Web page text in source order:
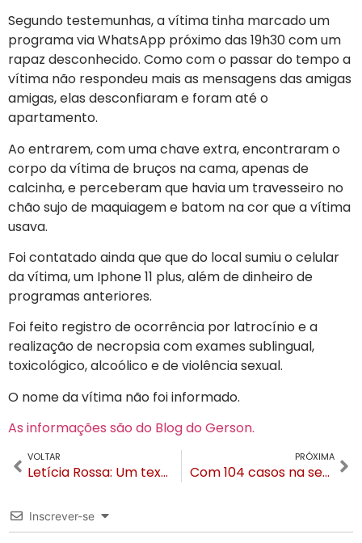
Segundo testemunhas, a vítima tinha marcado um
programa via WhatsApp próximo das 19h30 com um
rapaz desconhecido. Como com o passar do tempo a
vítima não respondeu mais as mensagens das amigas
amigas, elas desconfiaram e foram até o
apartamento.
Ao entrarem, com uma chave extra, encontraram o
corpo da vítima de bruços na cama, apenas de
calcinha, e perceberam que havia um travesseiro no
chão sujo de maquiagem e batom na cor que a vítima
usava.
Foi contatado ainda que que do local sumiu o celular
da vítima, um Iphone 11 plus, além de dinheiro de
programas anteriores.
Foi feito registro de ocorrência por latrocínio e a
realização de necropsia com exames sublingual,
toxicológico, alcoólico e de violência sexual.
O nome da vítima não foi informado.
As informações são do Blog do Gerson.
VOLTAR
Letícia Rossa: Um texto sobre Jair Bolsonaro
PRÓXIMA
Com 104 casos na semana, números do coronavírus voltam a subir em Gramado
Inscrever-se